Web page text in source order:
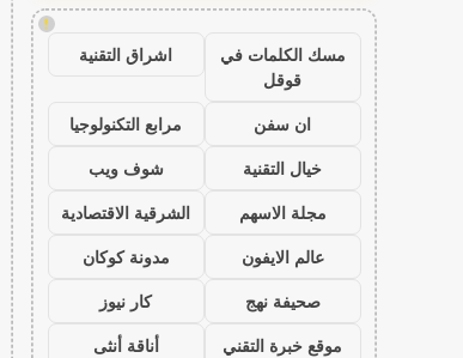
!
مسك الكلمات في
قوقل
اشراق التقنية
ان سفن
مرابع التكنولوجيا
خيال التقنية
شوف ويب
مجلة الاسهم
الشرقية الاقتصادية
عالم الايفون
مدونة كوكان
صحيفة نهج
كار نيوز
موقع خبرة التقني
أناقة أنثى